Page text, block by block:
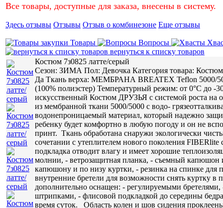
Все товары, доступные для заказа, внесены в систему.
Здесь отзывы Отзывы Отзыв о комбинезоне Еще отзывы
Товары Вопросы
вернуться к списку товаров
Костюм 7з0825 латте/серый
Сезон: ЗИМА Пол: Девочка Категория товара:
Да Ткань верха: МЕМБРАНА BREATEX Teflon 5000/
(100% полиэстер) Температурный режим: от 0°С до -
искусственный Костюм ДРУЗЬЯ с системой роста на
из мембранной ткани 5000/5000 с водо-
водонепроницаемый материал, который надежно
ребенку будет комфортно в любую погоду и он не
принт. Ткань обработана снаружи экологически
сочетании с утеплителем нового поколения
подкладка отводит влагу и имеет хорошие
молнии, - ветрозащитная планка, - съемный капюшон
капюшону и по низу куртки, - резинка на спинке для
внутренние бретели для возможности снять куртку
дополнительно оснащен: - регулируемыми
штрипками, - флисовой подкладкой до середины
время суток. Область колен и шов сидения